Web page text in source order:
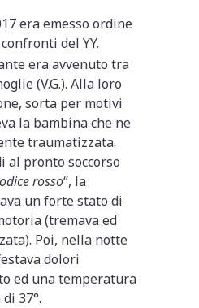
era emesso ordine
del YY.
era avvenuto tra
(V.G.). Alla loro
sorta per motivi
la bambina che ne
traumatizzata.
al pronto soccorso
rosso“, la
un forte stato di
(tremava ed
Poi, nella notte
dolori
ed una temperatura
37°.